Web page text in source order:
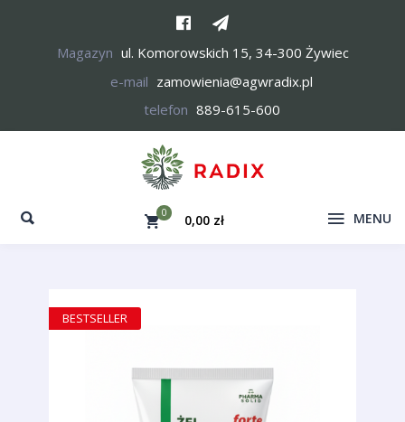
Magazyn ul. Komorowskich 15, 34-300 Żywiec
e-mail zamowienia@agwradix.pl
telefon 889-615-600
0 0,00 zł MENU
BESTSELLER